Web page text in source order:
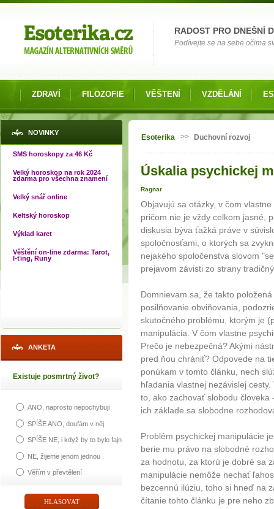
RADOST PRO DNEŠNÍ
Podívejte se na sebe očima
ZDRAVÍ FILOZOFIE VĚŠTENÍ VZDĚLÁNÍ
NOVINKY
SMS horoskopy za 46 Kč
Velký horoskop na rok 2024
zdarma pro všechna znamení
Velký snář online
Keltský horoskop
Výklad karet
Věštění on-line zdarma: Tarot,
I-ťing, Runy
ANKETA
Existuje posmrtný život?
ANO, naprosto nepochybuji
SPÍŠE ANO, doufám v něj
SPÍŠE NE, i když by to bylo fajn
NE, žijeme jenom jednou
Věřím v převtělení
Jste zde
Esoterika >> Duchovní rozvoj
Úskalia psychickej
Ragnar
Objavujú sa otázky, v čom
pričom nie je vždy celkom jasné,
diskusia býva ťažká práve v
spoločnosťami, o ktorých sa
nejakého spoločenstva slovom
prejavom závisti zo strany
Domnievam sa, že takto
posilňovanie obviňovania,
skutočného problému, ktorým je
manipulácia. V čom vlastne
Prečo je nebezpečná? Akými
pred ňou chrániť? Odpovede na
ponúkam v tomto článku, nech
hľadania vlastnej nezávislej
to, ako zachovať slobodu
ich základe sa slobodne
Problém psychickej manipulácie
berie mu právo na slobodné
za hodnotu, za ktorú je dobré sa
manipulácie nemôže nechať
bezcennú ilúziu, toho si hneď na
čítanie tohto článku je pre neho